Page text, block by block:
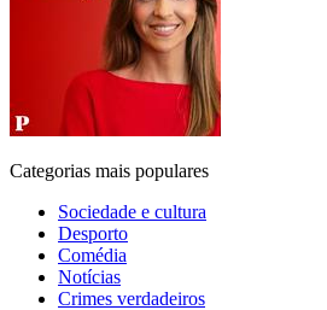
Categorias mais populares
Sociedade e cultura
Desporto
Comédia
Notícias
Crimes verdadeiros